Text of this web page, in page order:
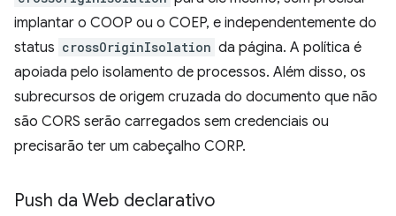
implantar o COOP ou o COEP, e independentemente do
status crossOriginIsolation da página. A política é
apoiada pelo isolamento de processos. Além disso, os
subrecursos de origem cruzada do documento que não
são CORS serão carregados sem credenciais ou
precisarão ter um cabeçalho CORP.
Push da Web declarativo